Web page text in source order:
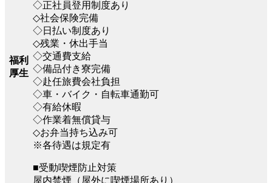
福利
厚生
◇正社員登用制度あり
◇社会保険完備
◇日払い制度あり
◇残業・休出手当
◇交通費支給
◇備品付き寮完備
◇赴任旅費会社負担
◇車・バイク・自転車通勤可
◇有給休暇
◇作業着無償貸与
◇お弁当持ち込み可
※各待遇は規定有
■受動喫煙防止対策
屋内禁煙（屋外に喫煙場所あり）